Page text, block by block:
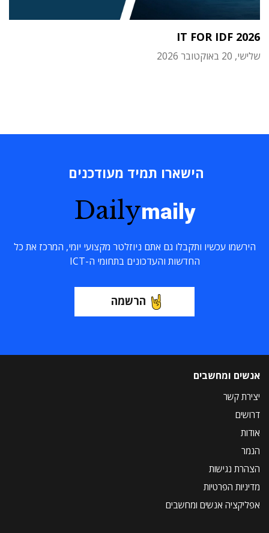
IT FOR IDF 2026
שלישי, 20 באוקטובר 2026
הישארו תמיד מעודכנים
Dailymaily
הירשמו עכשיו ותקבלו גם אתם ניוזלטר מקצועי יומי, המרכז את כל
החדשות והעדכונים בתחומי ה-ICT
הרשמה
אנשים ומחשבים
יצירת קשר
דרושים
אודות
הנמר
הצהרת נגישות
מדיניות הפרטיות
אפליקציה אנשים ומחשבים